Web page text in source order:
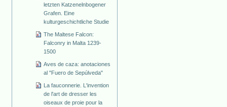
letzten Katzenelnbogener
Grafen. Eine
kulturgeschichtliche Studie
The Maltese Falcon:
Falconry in Malta 1239-
1500
Aves de caza: anotaciones
al "Fuero de Sepúlveda"
La fauconnerie. L'invention
de l'art de dresser les
oiseaux de proie pour la